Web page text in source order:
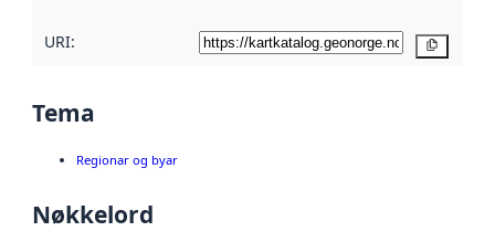
URI:
Tema
Regionar og byar
Nøkkelord